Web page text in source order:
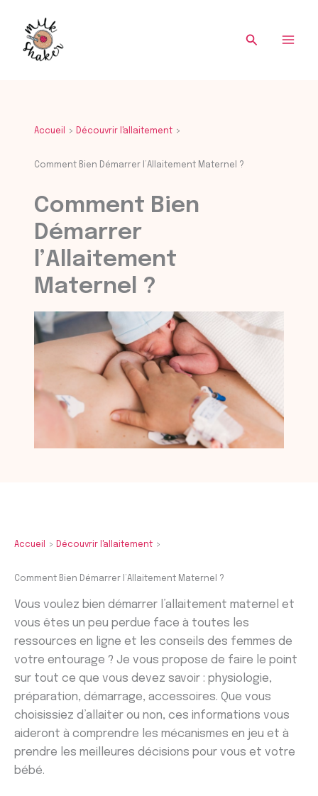
contenu
Accueil Découvrir l'allaitement
Comment Bien Démarrer l’Allaitement Maternel ?
Comment Bien
Démarrer
l’Allaitement
Maternel ?
Accueil Découvrir l'allaitement
Comment Bien Démarrer l’Allaitement Maternel ?
Vous voulez bien démarrer l’allaitement maternel et
vous êtes un peu perdue face à toutes les
ressources en ligne et les conseils des femmes de
votre entourage ? Je vous propose de faire le point
sur tout ce que vous devez savoir : physiologie,
préparation, démarrage, accessoires. Que vous
choisissiez d’allaiter ou non, ces informations vous
aideront à comprendre les mécanismes en jeu et à
prendre les meilleures décisions pour vous et votre
bébé.